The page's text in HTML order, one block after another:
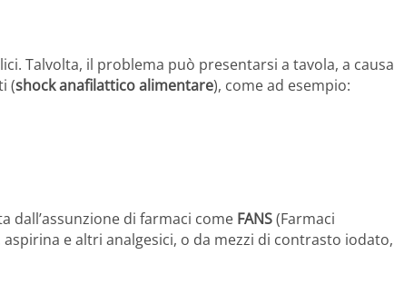
Talvolta, il problema può presentarsi a tavola, a causa
(shock anafilattico alimentare), come ad esempio:
dall’assunzione di farmaci come FANS(Farmaci
e altri analgesici, o da mezzi di contrasto iodato,